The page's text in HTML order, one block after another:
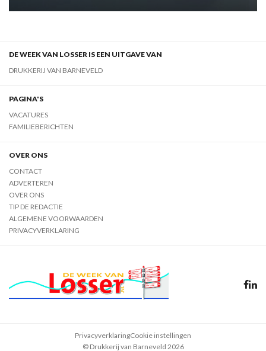
DE WEEK VAN LOSSER IS EEN UITGAVE VAN
DRUKKERIJ VAN BARNEVELD
PAGINA'S
VACATURES
FAMILIEBERICHTEN
OVER ONS
CONTACT
ADVERTEREN
OVER ONS
TIP DE REDACTIE
ALGEMENE VOORWAARDEN
PRIVACYVERKLARING
© Drukkerij van Barneveld 2026
PrivacyverklaringCookie instellingen